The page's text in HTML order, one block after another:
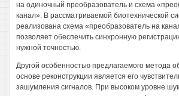
на одиночный преобразователь и схема
канал». В рассматриваемой биотехнической
реализована схема «преобразователь на
позволяет обеспечить синхронную
нужной точностью.
Другой особенностью предлагаемого метода
основе реконструкции является его
зашумления сигналов. При высоком уровне